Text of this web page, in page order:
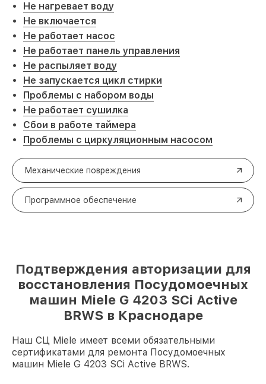
Не нагревает воду
Не включается
Не работает насос
Не работает панель управления
Не распыляет воду
Не запускается цикл стирки
Проблемы с набором воды
Не работает сушилка
Сбои в работе таймера
Проблемы с циркуляционным насосом
Механические повреждения
Программное обеспечение
Подтверждения авторизации для
восстановления Посудомоечных
машин Miele G 4203 SCi Active
BRWS в Краснодаре
Наш СЦ Miele имеет всеми обязательными
сертификатами для ремонта Посудомоечных
машин Miele G 4203 SCi Active BRWS.